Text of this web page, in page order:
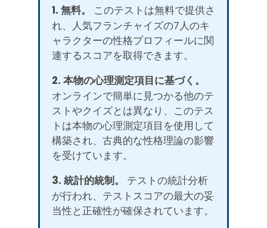
1. 無料。
このテストは無料で提供さ
れ、人気フランチャイズの7人のキ
ャラクターの性格プロフィールに関
連するスコアを取得できます。
2. 本物の心理測定項目に基づく。
オンラインで簡単に見つかる他のテ
ストやクイズとは異なり、このテス
トは本物の心理測定項目を使用して
構築され、古典的な性格理論の影響
を受けています。
3. 統計的統制。
テストの統計分析
が行われ、テストスコアの最大の妥
当性と正確性が確保されています。